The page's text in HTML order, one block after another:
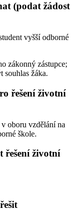
(podat žádost
vyšší odborné
zákonný zástupce;
souhlas žáka.
řešení životní
oboru vzdělání na
škole.
řešení životní